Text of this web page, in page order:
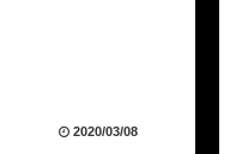
2020/03/08